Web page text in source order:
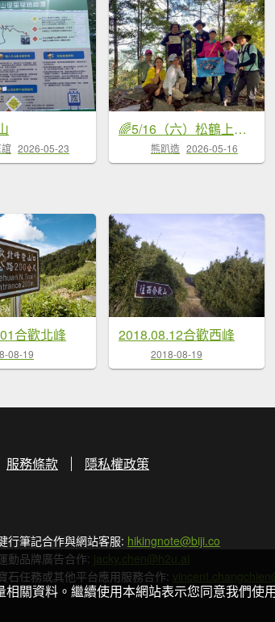
2026-05-23
🌈5/16（六）松鶴上唐麻丹山×蝴蝶谷瀑布FB：熊熊趴爬走(富裕登山社)🌈
熊趴造 2026-05-16
合歡北峰
08-19
2018.08.12合歡西峰
2018-08-19
服務條款 隱私權政策
行筆記合作與網站客服: hikingnote@biji.co
動品牌廣告合作: jacky.chen@h2u.ai
石任務或其他平台應用服務合作:
關資料。繼續使用本網站表示您同意我們